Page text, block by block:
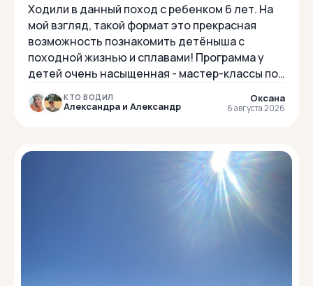
Ходили в данный поход с ребенком 6 лет. На
мой взгляд, такой формат это прекрасная
возможность познакомить детёныша с
походной жизнью и сплавами! Программа у
детей очень насыщенная - мастер-классы по
сами став...
КТО ВОДИЛ
Александра и Александр
Оксана
6 августа 2026